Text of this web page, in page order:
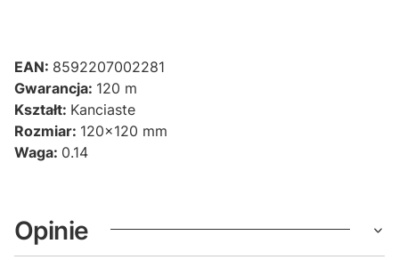
EAN: 8592207002281
Gwarancja: 120 m
Kształt: Kanciaste
Rozmiar: 120x120 mm
Waga: 0.14
Opinie